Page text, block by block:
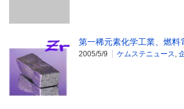
第一稀元素化学工業、燃料
2005/5/9 ケムステニュース,